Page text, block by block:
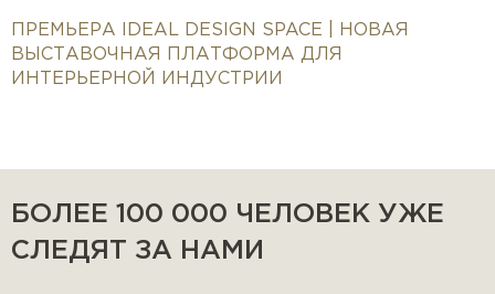
ПРЕМЬЕРА IDEAL DESIGN SPACE | НОВАЯ
ВЫСТАВОЧНАЯ ПЛАТФОРМА ДЛЯ
ИНТЕРЬЕРНОЙ ИНДУСТРИИ
БОЛЕЕ 100 000 ЧЕЛОВЕК УЖЕ
СЛЕДЯТ ЗА НАМИ